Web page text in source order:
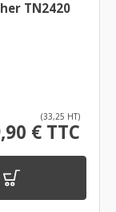
TN2420
(33,25 HT)
€ TTC